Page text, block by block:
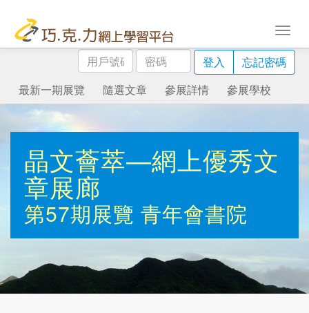
用
戶
號
碼
密
碼
登入
忘記密碼
最新一期展覽
隨選文章 參展詳情 參展學校
晶文薈萃—網上優秀文
章展廊
第57期展覽 青年會書院